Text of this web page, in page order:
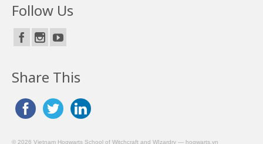
Follow Us
Share This
© 2026 Vietnam Hogwarts School of Witchcraft and WIzardry — hogwarts.vn